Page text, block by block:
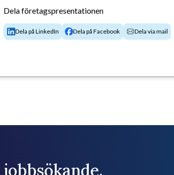
Dela företagspresentationen
Dela på LinkedIn Dela på Facebook Dela via mail